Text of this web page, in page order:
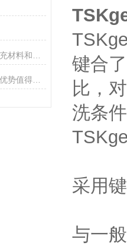
安捷伦色谱柱原来有这么多优势值得我们选择
键合
比，
洗条
采用
与一